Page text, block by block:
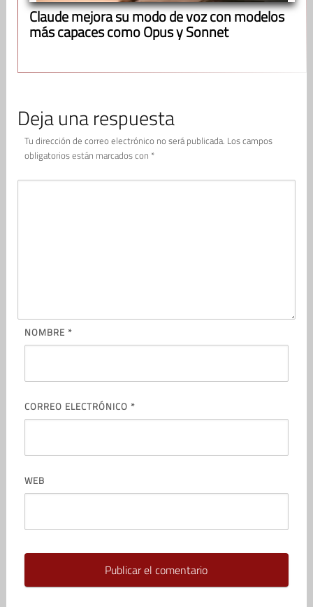
Claude mejora su modo de voz con modelos
más capaces como Opus y Sonnet
Deja una respuesta
Tu dirección de correo electrónico no será publicada. Los campos
obligatorios están marcados con *
NOMBRE *
CORREO ELECTRÓNICO *
WEB